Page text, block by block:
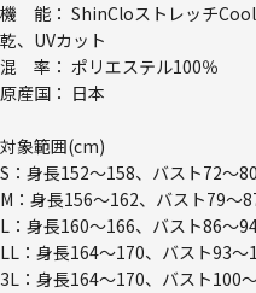
機 能： ShinCloストレッチ
乾、UVカット
混 率： ポリエステル100％
原産国： 日本
対象範囲(cm)
S：身長152～158、バスト72～80
M：身長156～162、バスト79～
L：身長160～166、バスト86～
LL：身長164～170、バスト93～
3L：身長164～170、バスト100